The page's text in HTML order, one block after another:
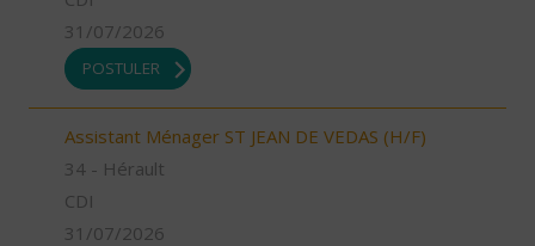
31/07/2026
POSTULER
Assistant Ménager ST JEAN DE VEDAS (H/F)
34 - Hérault
CDI
31/07/2026